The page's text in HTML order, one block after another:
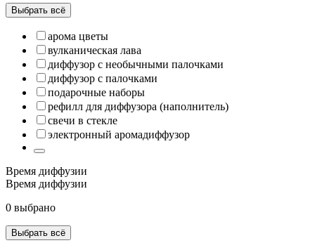
Выбрать всё
арома цветы
вулканическая лава
диффузор с необычными палочками
диффузор с палочками
подарочные наборы
рефилл для диффузора (наполнитель)
свечи в стекле
электронный аромадиффузор
Время диффузии
Время диффузии
0 выбрано
Выбрать всё